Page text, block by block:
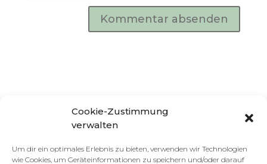
Cookie-Zustimmung
verwalten
Um dir ein optimales Erlebnis zu bieten, verwenden wir Technologien
wie Cookies, um Geräteinformationen zu speichern und/oder darauf